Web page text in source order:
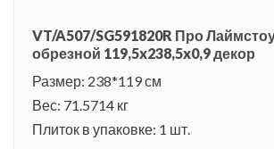
VT/A507/SG591820R Про
обрезной 119,5x238,5x0,9 декор
Размер: 238*119 см
Вес: 71.5714 кг
Плиток в упаковке: 1 шт.